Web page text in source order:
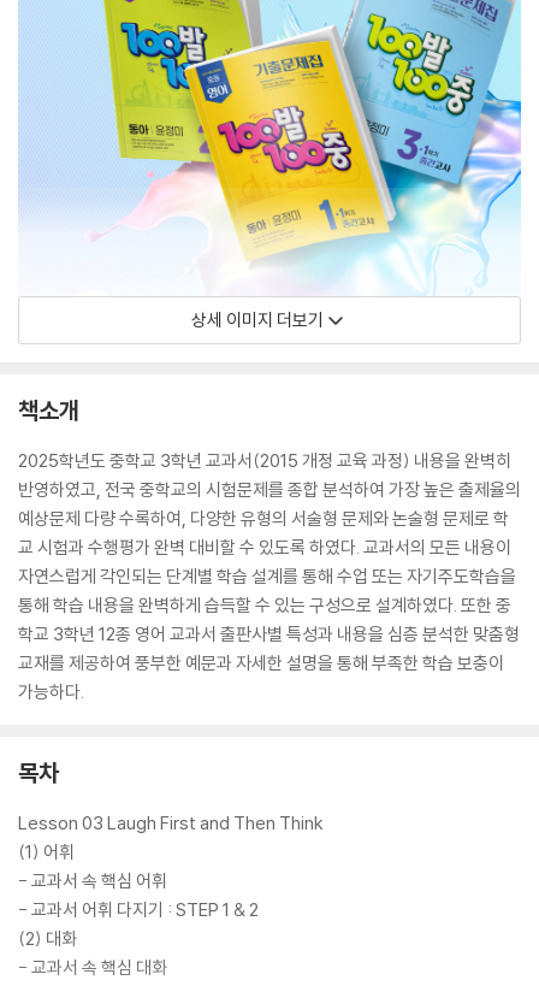
상세 이미지 더보기
책소개
2025학년도 중학교 3학년 교과서(2015 개정 교육 과정) 내용을 완벽히
반영하였고, 전국 중학교의 시험문제를 종합 분석하여 가장 높은 출제율의
예상문제 다량 수록하여, 다양한 유형의 서술형 문제와 논술형 문제로 학
교 시험과 수행평가 완벽 대비할 수 있도록 하였다. 교과서의 모든 내용이
자연스럽게 각인되는 단계별 학습 설계를 통해 수업 또는 자기주도학습을
통해 학습 내용을 완벽하게 습득할 수 있는 구성으로 설계하였다. 또한 중
학교 3학년 12종 영어 교과서 출판사별 특성과 내용을 심층 분석한 맞춤형
교재를 제공하여 풍부한 예문과 자세한 설명을 통해 부족한 학습 보충이
가능하다.
목차
Lesson 03 Laugh First and Then Think
(1) 어휘
- 교과서 속 핵심 어휘
- 교과서 어휘 다지기 : STEP 1 & 2
(2) 대화
- 교과서 속 핵심 대화